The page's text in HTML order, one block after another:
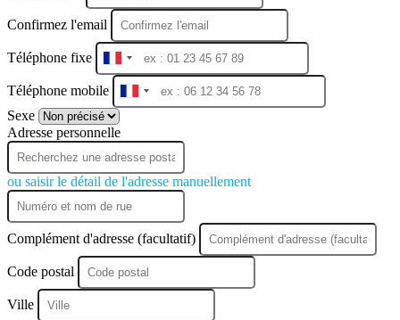
Confirmez l'email
Téléphone fixe
France
+33
Téléphone mobile
France
+33
Sexe
Adresse personnelle
ou saisir le détail de l'adresse manuellement
Complément d'adresse (facultatif)
Code postal
Ville